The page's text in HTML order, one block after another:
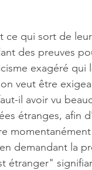
ce qui sort de
des preuves
exagéré qui
veut être
il avoir vu
étranges, afin
demandant la
étranger"